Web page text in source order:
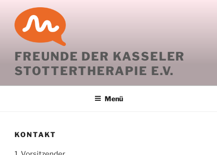
Inhalt
springen
FREUNDE DER KASSELER
STOTTERTHERAPIE E.V.
Menü
KONTAKT